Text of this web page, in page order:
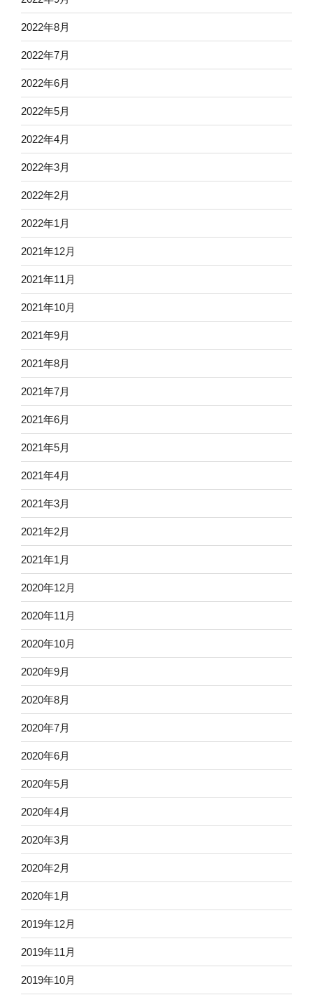
2022年8月
2022年7月
2022年6月
2022年5月
2022年4月
2022年3月
2022年2月
2022年1月
2021年12月
2021年11月
2021年10月
2021年9月
2021年8月
2021年7月
2021年6月
2021年5月
2021年4月
2021年3月
2021年2月
2021年1月
2020年12月
2020年11月
2020年10月
2020年9月
2020年8月
2020年7月
2020年6月
2020年5月
2020年4月
2020年3月
2020年2月
2020年1月
2019年12月
2019年11月
2019年10月